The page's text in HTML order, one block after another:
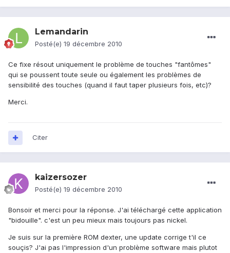
Lemandarin
Posté(e) 19 décembre 2010
Ce fixe résout uniquement le problème de touches "fantômes"
qui se poussent toute seule ou également les problèmes de
sensibilité des touches (quand il faut taper plusieurs fois, etc)?
Merci.
Citer
kaizersozer
Posté(e) 19 décembre 2010
Bonsoir et merci pour la réponse. J'ai téléchargé cette application
"bidouille". c'est un peu mieux mais toujours pas nickel.
Je suis sur la première ROM dexter, une update corrige t'il ce
souçis? J'ai pas l'impression d'un problème software mais plutot